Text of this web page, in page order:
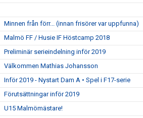
Minnen från förr... (innan frisörer var uppfunna)
Malmö FF / Husie IF Höstcamp 2018
Preliminär serieindelning inför 2019
Välkommen Mathias Johansson
Inför 2019 - Nystart Dam A • Spel i F17-serie
Förutsättningar inför 2019
U15 Malmömästare!